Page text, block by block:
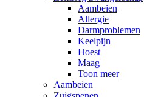
Aambeien
Allergie
Darmproblemen
Keelpijn
Hoest
Maag
Toon meer
Aambeien